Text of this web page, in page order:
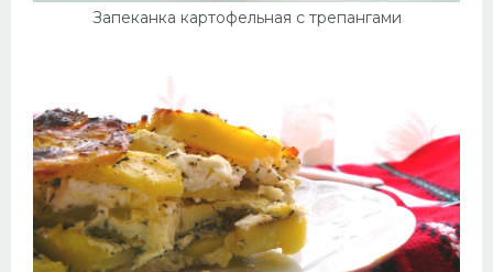
Запеканка картофельная с трепангами